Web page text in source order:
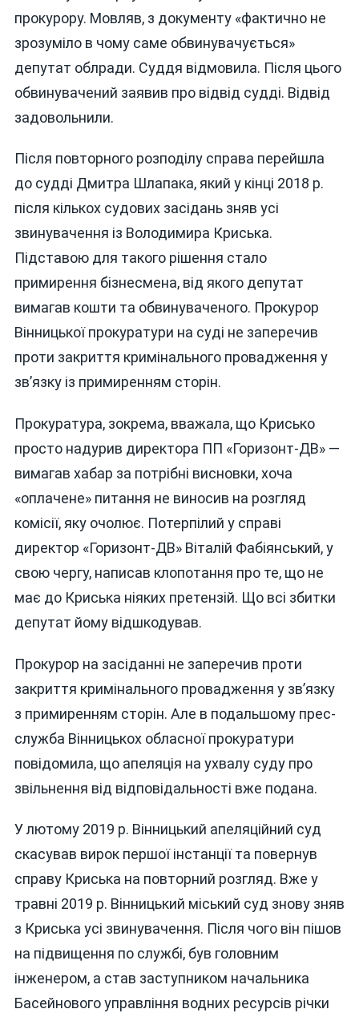
прокурору. Мовляв, з документу «фактично не
зрозуміло в чому саме обвинувачується»
депутат облради. Суддя відмовила. Після цього
обвинувачений заявив про відвід судді. Відвід
задовольнили.
Після повторного розподілу справа перейшла
до судді Дмитра Шлапака, який у кінці 2018 р.
після кількох судових засідань зняв усі
звинувачення із Володимира Криська.
Підставою для такого рішення стало
примирення бізнесмена, від якого депутат
вимагав кошти та обвинуваченого. Прокурор
Вінницької прокуратури на суді не заперечив
проти закриття кримінального провадження у
зв’язку із примиренням сторін.
Прокуратура, зокрема, вважала, що Крисько
просто надурив директора ПП «Горизонт-ДВ» —
вимагав хабар за потрібні висновки, хоча
«оплачене» питання не виносив на розгляд
комісії, яку очолює. Потерпілий у справі
директор «Горизонт-ДВ» Віталій Фабіянський, у
свою чергу, написав клопотання про те, що не
має до Криська ніяких претензій. Що всі збитки
депутат йому відшкодував.
Прокурор на засіданні не заперечив проти
закриття кримінального провадження у зв’язку
з примиренням сторін. Але в подальшому прес-
служба Вінницькох обласної прокуратури
повідомила, що апеляція на ухвалу суду про
звільнення від відповідальності вже подана.
У лютому 2019 р. Вінницький апеляційний суд
скасував вирок першої інстанції та повернув
справу Криська на повторний розгляд. Вже у
травні 2019 р. Вінницький міський суд знову зняв
з Криська усі звинувачення. Після чого він пішов
на підвищення по службі, був головним
інженером, а став заступником начальника
Басейнового управління водних ресурсів річки